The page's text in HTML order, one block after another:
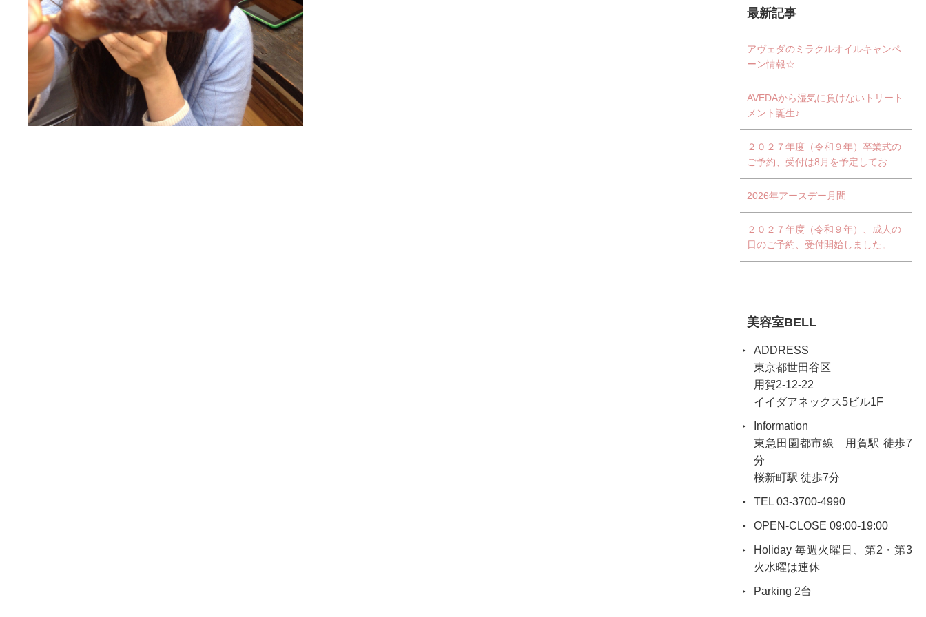
最新記事
アヴェダのミラクルオイルキャンペ
ーン情報☆
AVEDAから湿気に負けないトリート
メント誕生♪
２０２７年度（令和９年）卒業式の
ご予約、受付は8月を予定しており
ます。
2026年アースデー月間
２０２７年度（令和９年）、成人の
日のご予約、受付開始しました。
美容室BELL
ADDRESS
東京都世田谷区
用賀2-12-22
イイダアネックス5ビル1F
Information
東急田園都市線 用賀駅 徒歩7
分
桜新町駅 徒歩7分
TEL 03-3700-4990
OPEN-CLOSE 09:00-19:00
Holiday 毎週火曜日、第2・第3
火水曜は連休
Parking 2台